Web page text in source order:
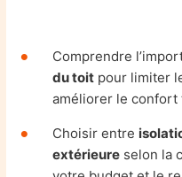
Comprendre
du toitpour limiter
améliorer le confort
Choisir entre
extérieureselon la